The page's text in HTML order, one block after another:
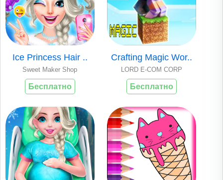
Ice Princess Hair ..
Sweet Maker Shop
Бесплатно
Crafting Magic Wor..
LORD E-COM CORP
Бесплатно